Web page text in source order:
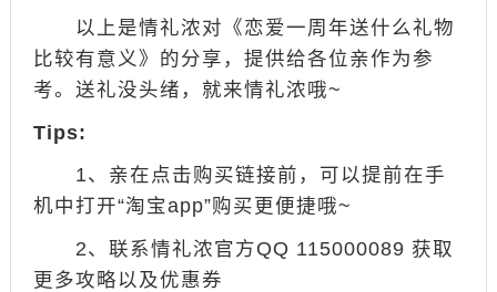
以上是情礼浓对《恋爱一周年送什么礼物
比较有意义》的分享，提供给各位亲作为参
考。送礼没头绪，就来情礼浓哦~
Tips:
1、亲在点击购买链接前，可以提前在手
机中打开“淘宝app”购买更便捷哦~
2、联系情礼浓官方QQ 115000089 获取
更多攻略以及优惠券